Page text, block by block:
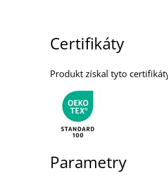
Certifikáty
Produkt získal tyto
Parametry